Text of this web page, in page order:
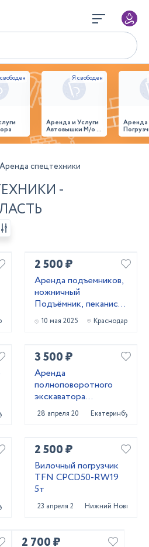
Аренда и Услуги
Автовышки М/о г.
Домодедово
26,28,32 место
Аренда спецтехники
-
2 500 ₽
Аренда подъемников,
ножничный
Подъёмник, пеканиска
в аренду
10 мая 2025 Краснодар
3 500 ₽
Аренда
полноповоротного
экскаватора
погрузчика
28 апреля 2025 Екатеринбург
2 500 ₽
Вилочный погрузчик
TFN CPCD50-RW19
5т
23 апреля 2025 Нижний Новгород
2 700 ₽